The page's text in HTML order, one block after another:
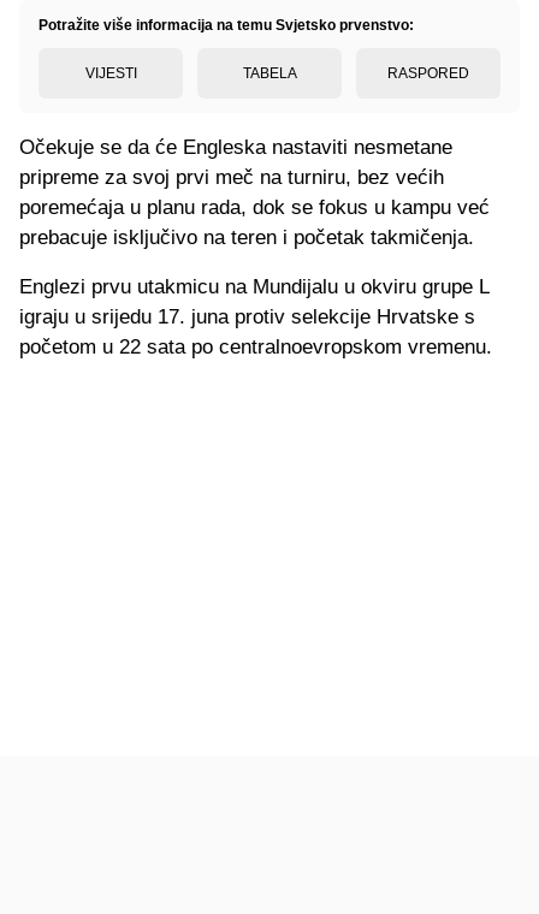
Potražite više informacija na temu Svjetsko prvenstvo:
VIJESTI TABELA RASPORED
Očekuje se da će Engleska nastaviti nesmetane
pripreme za svoj prvi meč na turniru, bez većih
poremećaja u planu rada, dok se fokus u kampu već
prebacuje isključivo na teren i početak takmičenja.
Englezi prvu utakmicu na Mundijalu u okviru grupe L
igraju u srijedu 17. juna protiv selekcije Hrvatske s
početom u 22 sata po centralnoevropskom vremenu.